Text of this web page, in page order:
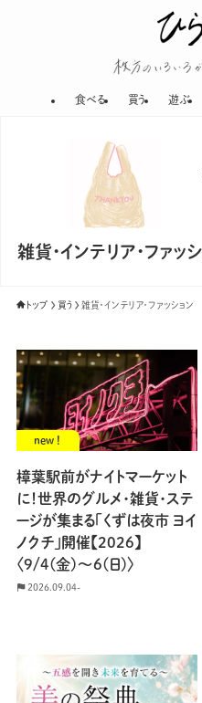
食べる 買う 遊ぶ
雑貨・インテリア・ファッ
トップ 買う 雑貨・インテリア・ファッション
new !
樟葉駅前がナイトマーケット
に！世界のグルメ・雑貨・ステ
ージが集まる「くずは夜市 ヨイ
ノクチ」開催【2026】
〈9/4(金)〜6(日)〉
2026.09.04-